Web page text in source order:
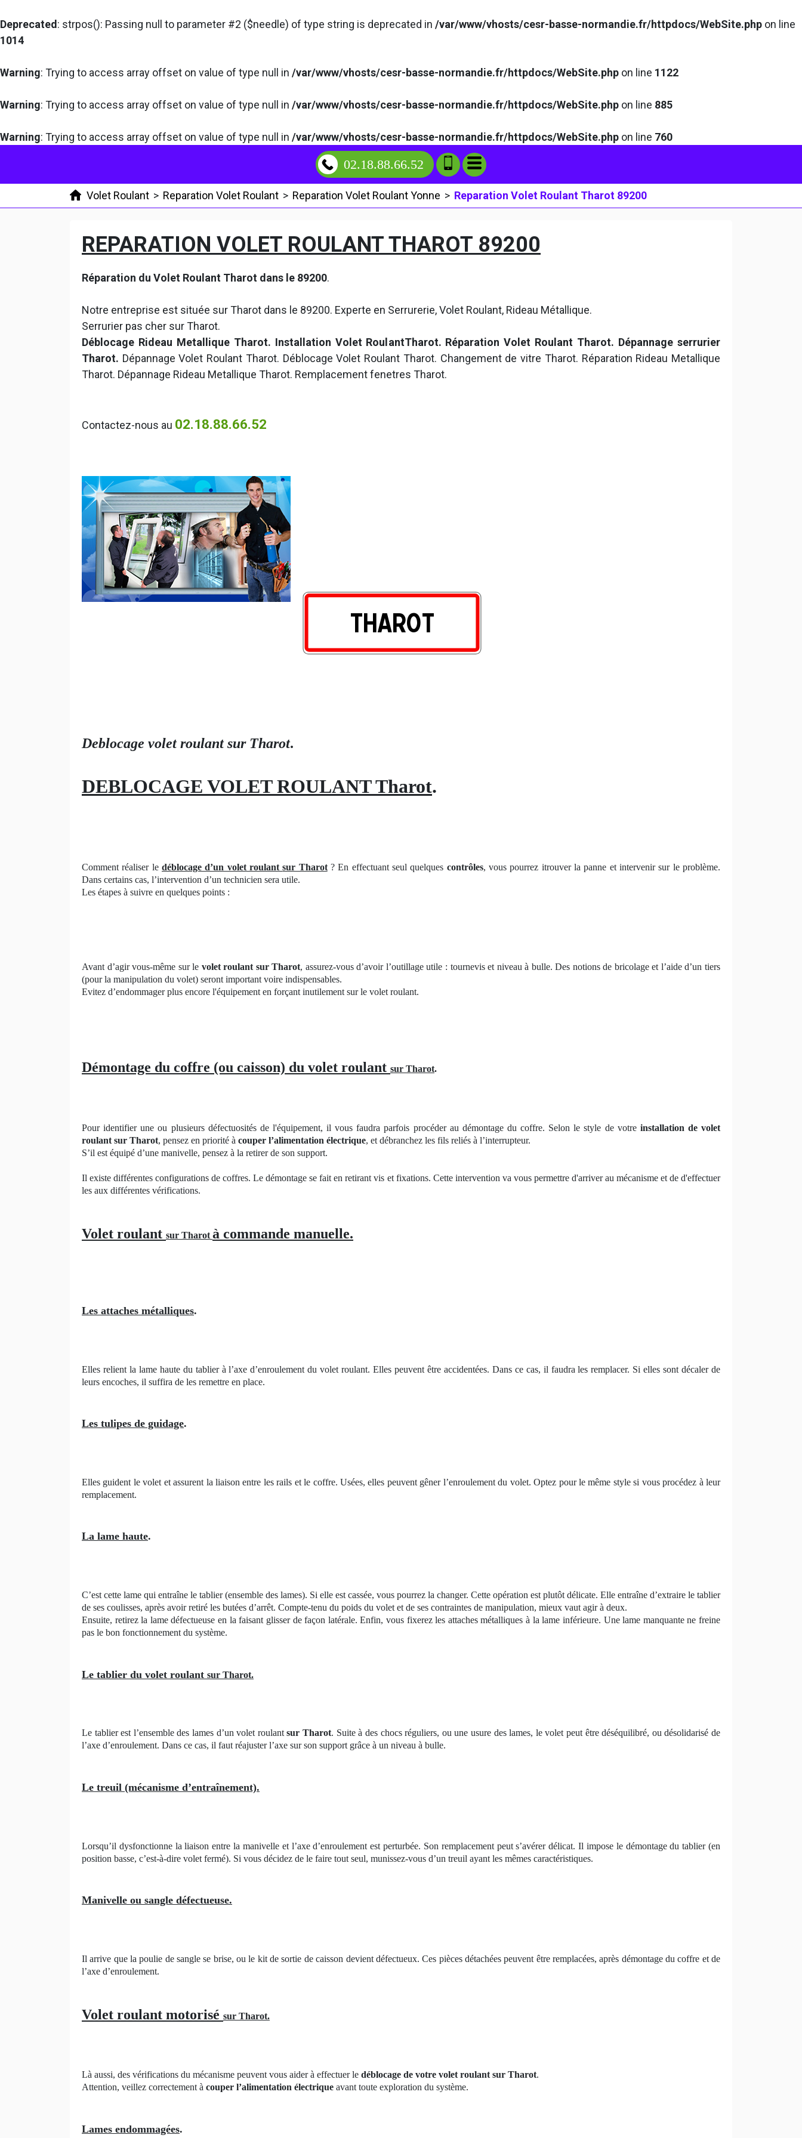
Deprecated : strpos(): Passing null to parameter #2 ($needle) of type string is deprecated in /var/www/vhosts/cesr-basse-normandie.fr/httpdocs/WebSite.php on line
1014
Warning: Trying to access array offset on value of type null in /var/www/vhosts/cesr-basse-normandie.fr/httpdocs/WebSite.php on line 1122
Warning: Trying to access array offset on value of type null in /var/www/vhosts/cesr-basse-normandie.fr/httpdocs/WebSite.php on line 885
Warning: Trying to access array offset on value of type null in /var/www/vhosts/cesr-basse-normandie.fr/httpdocs/WebSite.php on line 760
02.18.88.66.52
Volet Roulant > Reparation Volet Roulant > Reparation Volet Roulant Yonne > Reparation Volet Roulant Tharot 89200
REPARATION VOLET ROULANT THAROT 89200
Réparation du Volet Roulant Tharot dans le 89200.
Notre entreprise est située sur Tharot dans le 89200. Experte en Serrurerie, Volet Roulant, Rideau Métallique.
Serrurier pas cher sur Tharot.
Déblocage Rideau Metallique Tharot. Installation Volet RoulantTharot. Réparation Volet Roulant Tharot. Dépannage serrurier
Tharot. Dépannage Volet Roulant Tharot. Déblocage Volet Roulant Tharot. Changement de vitre Tharot. Réparation Rideau Metallique
Tharot. Dépannage Rideau Metallique Tharot. Remplacement fenetres Tharot.
Contactez-nous au 02.18.88.66.52
Deblocage volet roulant sur Tharot.
DEBLOCAGE VOLET ROULANT Tharot.
Comment réaliser le déblocage d’un volet roulant sur Tharot? En effectuant seul quelques contrôles, vous pourrez itrouver la panne et intervenir sur le problème.
Dans certains cas, l’intervention d’un technicien sera utile.
Les étapes à suivre en quelques points :
Avant d’agir vous-même sur le volet roulant sur Tharot, assurez-vous d’avoir l’outillage utile : tournevis et niveau à bulle. Des notions de bricolage et l’aide d’un tiers
(pour la manipulation du volet) seront important voire indispensables.
Evitez d’endommager plus encore l'équipement en forçant inutilement sur le volet roulant.
Démontage du coffre (ou caisson) du volet roulant sur Tharot.
Pour identifier une ou plusieurs défectuosités de l'équipement, il vous faudra parfois procéder au démontage du coffre. Selon le style de votre installation de volet
roulant sur Tharot, pensez en priorité à couper l’alimentation électrique, et débranchez les fils reliés à l’interrupteur.
S’il est équipé d’une manivelle, pensez à la retirer de son support.
Il existe différentes configurations de coffres. Le démontage se fait en retirant vis et fixations. Cette intervention va vous permettre d'arriver au mécanisme et de d'effectuer
les aux différentes vérifications.
Volet roulant sur Tharot à commande manuelle.
Les attaches métalliques.
Elles relient la lame haute du tablier à l’axe d’enroulement du volet roulant. Elles peuvent être accidentées. Dans ce cas, il faudra les remplacer. Si elles sont décaler de
leurs encoches, il suffira de les remettre en place.
Les tulipes de guidage.
Elles guident le volet et assurent la liaison entre les rails et le coffre. Usées, elles peuvent gêner l’enroulement du volet. Optez pour le même style si vous procédez à leur
remplacement.
La lame haute.
C’est cette lame qui entraîne le tablier (ensemble des lames). Si elle est cassée, vous pourrez la changer. Cette opération est plutôt délicate. Elle entraîne d’extraire le tablier
de ses coulisses, après avoir retiré les butées d’arrêt. Compte-tenu du poids du volet et de ses contraintes de manipulation, mieux vaut agir à deux.
Ensuite, retirez la lame défectueuse en la faisant glisser de façon latérale. Enfin, vous fixerez les attaches métalliques à la lame inférieure. Une lame manquante ne freine
pas le bon fonctionnement du système.
Le tablier du volet roulant sur Tharot.
Le tablier est l’ensemble des lames d’un volet roulantsur Tharot. Suite à des chocs réguliers, ou une usure des lames, le volet peut être déséquilibré, ou désolidarisé de
l’axe d’enroulement. Dans ce cas, il faut réajuster l’axe sur son support grâce à un niveau à bulle.
Le treuil (mécanisme d’entraînement).
Lorsqu’il dysfonctionne la liaison entre la manivelle et l’axe d’enroulement est perturbée. Son remplacement peut s’avérer délicat. Il impose le démontage du tablier (en
position basse, c’est-à-dire volet fermé). Si vous décidez de le faire tout seul, munissez-vous d’un treuil ayant les mêmes caractéristiques.
Manivelle ou sangle défectueuse.
Il arrive que la poulie de sangle se brise, ou le kit de sortie de caisson devient défectueux. Ces pièces détachées peuvent être remplacées, après démontage du coffre et de
l’axe d’enroulement.
Volet roulant motorisé sur Tharot.
Là aussi, des vérifications du mécanisme peuvent vous aider à effectuer le déblocage de votre volet roulant sur Tharot.
Attention, veillez correctement à couper l’alimentation électrique avant toute exploration du système.
Lames endommagées.